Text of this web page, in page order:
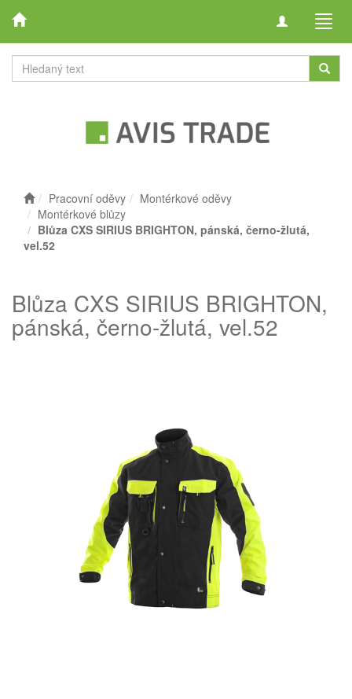
Toggle
Pracovní oděvy
Montérkové oděvy
Montérkové blůzy
Blůza CXS SIRIUS BRIGHTON, pánská, černo-žlutá,
vel.52
Blůza CXS SIRIUS BRIGHTON,
pánská, černo-žlutá, vel.52